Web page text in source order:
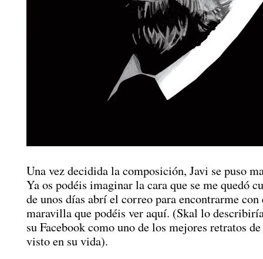
Una vez decidida la composición, Javi se puso
Ya os podéis imaginar la cara que se me quedó
de unos días abrí el correo para encontrarme con
maravilla que podéis ver aquí. (Skal lo
su Facebook como uno de los mejores retratos
visto en su vida).